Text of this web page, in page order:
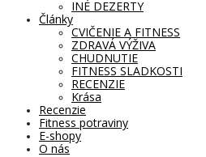
INÉ DEZERTY
Články
CVIČENIE A FITNESS
ZDRAVÁ VÝŽIVA
CHUDNUTIE
FITNESS SLADKOSTI
RECENZIE
Krása
Recenzie
Fitness potraviny
E-shopy
O nás